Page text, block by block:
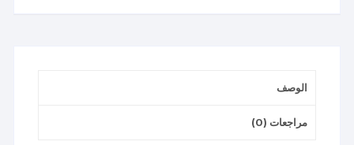
الوصف
مراجعات (0)